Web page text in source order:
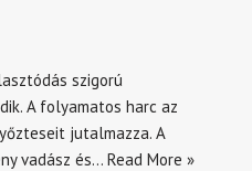
szigorú
A folyamatos harc az
jutalmazza. A
vadász és… Read More »